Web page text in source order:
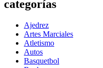
categorías
Ajedrez
Artes Marciales
Atletismo
Autos
Basquetbol